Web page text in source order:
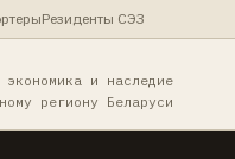
Резиденты СЭЗ
и наследие
региону Беларуси